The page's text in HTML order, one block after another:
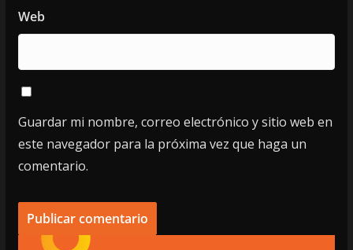
Web
Guardar mi nombre, correo electrónico y sitio web en
este navegador para la próxima vez que haga un
comentario.